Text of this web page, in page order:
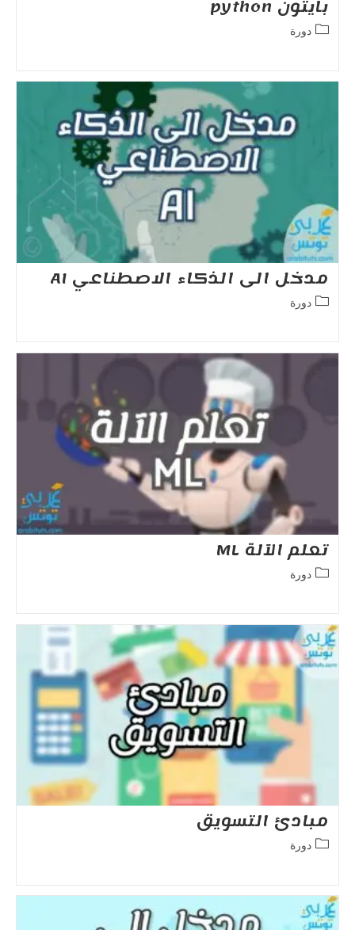
بايثون python
Postدورة
مدخل الى الذكاء الاصطناعي AI
Postدورة
تعلم الآلة ML
Postدورة
مبادئ التسويق
Postدورة